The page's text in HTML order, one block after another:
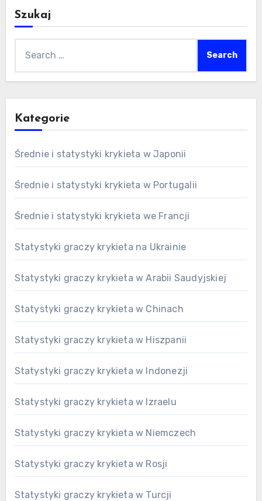
Szukaj
for:
Kategorie
Średnie i statystyki krykieta w Japonii
Średnie i statystyki krykieta w Portugalii
Średnie i statystyki krykieta we Francji
Statystyki graczy krykieta na Ukrainie
Statystyki graczy krykieta w Arabii Saudyjskiej
Statystyki graczy krykieta w Chinach
Statystyki graczy krykieta w Hiszpanii
Statystyki graczy krykieta w Indonezji
Statystyki graczy krykieta w Izraelu
Statystyki graczy krykieta w Niemczech
Statystyki graczy krykieta w Rosji
Statystyki graczy krykieta w Turcji